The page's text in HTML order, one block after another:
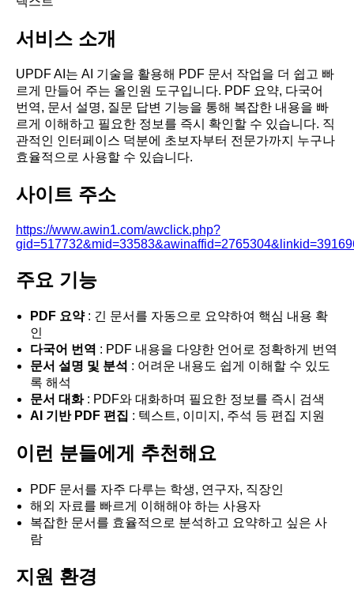
서비스 소개
UPDF AI는 AI 기술을 활용해 PDF 문서 작업을 더 쉽고 빠
르게 만들어 주는 올인원 도구입니다. PDF 요약, 다국어
번역, 문서 설명, 질문 답변 기능을 통해 복잡한 내용을 빠
르게 이해하고 필요한 정보를 즉시 확인할 수 있습니다. 직
관적인 인터페이스 덕분에 초보자부터 전문가까지 누구나
효율적으로 사용할 수 있습니다.
사이트 주소
https://www.awin1.com/awclick.php?
주요 기능
PDF 요약: 긴 문서를 자동으로 요약하여 핵심 내용 확
인
다국어 번역 : PDF 내용을 다양한 언어로 정확하게 번역
문서 설명 및 분석 : 어려운 내용도 쉽게 이해할 수 있도
록 해석
문서 대화: PDF와 대화하며 필요한 정보를 즉시 검색
AI 기반 PDF 편집 : 텍스트, 이미지, 주석 등 편집 지원
이런 분들에게 추천해요
PDF 문서를 자주 다루는 학생, 연구자, 직장인
해외 자료를 빠르게 이해해야 하는 사용자
복잡한 문서를 효율적으로 분석하고 요약하고 싶은 사
람
지원 환경